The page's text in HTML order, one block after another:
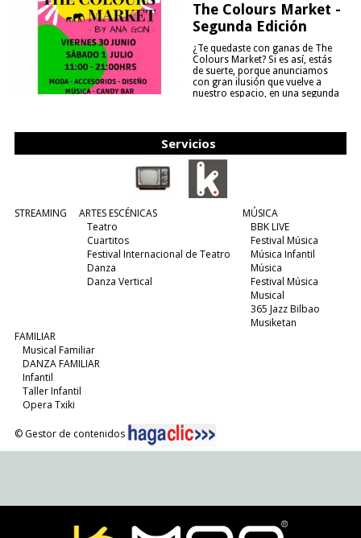
The Colours Market -
Segunda Edición
¿Te quedaste con ganas de The
Colours Market? Si es así, estás
de suerte, porque anunciamos
con gran ilusión que vuelve a
nuestro espacio, en una segunda
Servicios
STREAMING
ARTES ESCÉNICAS
Teatro
Cuartitos
Festival Internacional de Teatro
Danza
Danza Vertical
MÚSICA
BBK LIVE
Festival Música
Música Infantil
Música
Festival Música
Musical
365 Jazz Bilbao
Musiketan
FAMILIAR
Musical Familiar
DANZA FAMILIAR
Infantil
Taller Infantil
Opera Txiki
© Gestor de contenidos